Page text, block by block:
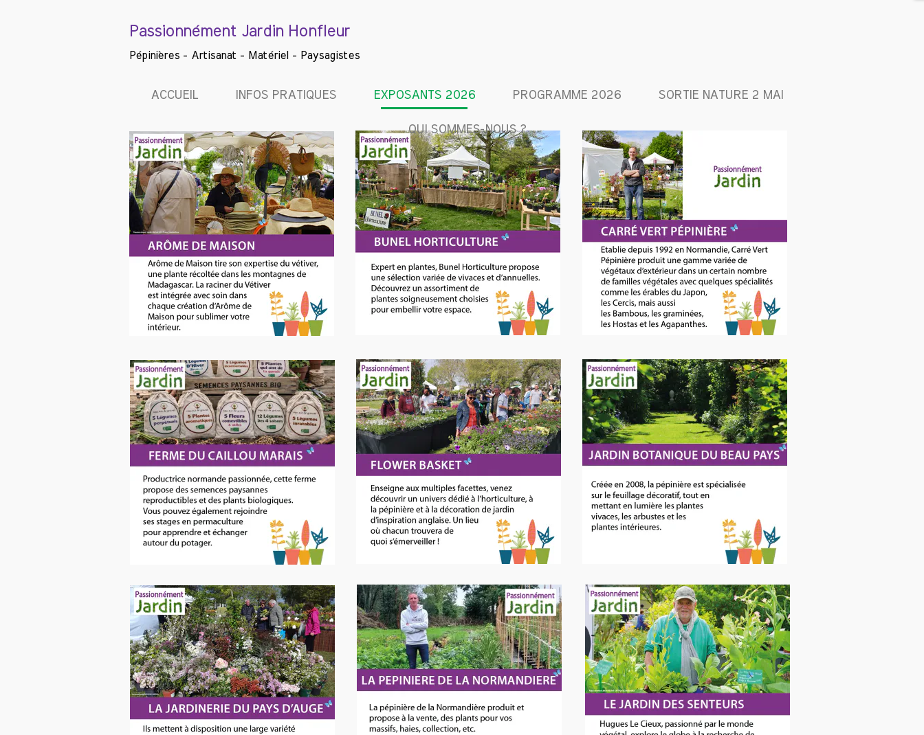
ACCUEIL INFOS PRATIQUES EXPOSANTS 2026 PROGRAMME 2026 SORTIE NATURE 2 MAI
QUI SOMMES-NOUS ?
Passionnément Jardin Honfleur
Pépinières - Artisanat - Matériel - Paysagistes